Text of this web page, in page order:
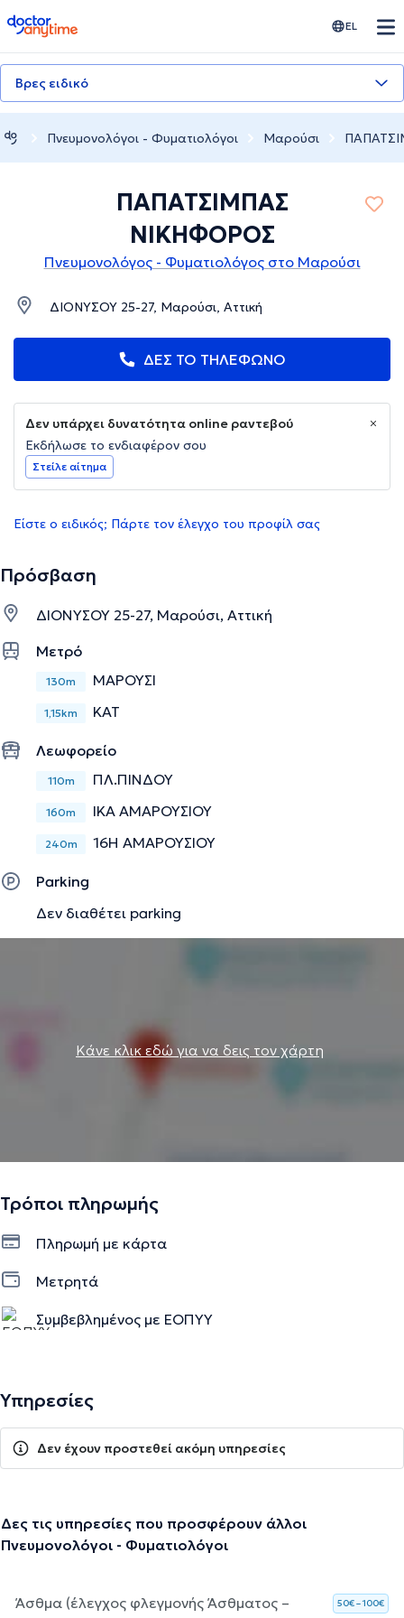
doctoranytime EL
Βρες ειδικό
Πνευμονολόγοι - Φυματιολόγοι Μαρούσι
ΠΑΠΑΤΣΙΜΠΑΣ
ΝΙΚΗΦΟΡΟΣ
Πνευμονολόγος - Φυματιολόγος στο Μαρούσι
ΔΙΟΝΥΣΟΥ 25-27, Μαρούσι, Αττική
ΔΕΣ ΤΟ ΤΗΛΕΦΩΝΟ
Δεν υπάρχει δυνατότητα online ραντεβού
Εκδήλωσε το ενδιαφέρον σου
Στείλε αίτημα
Είστε ο ειδικός; Πάρτε τον έλεγχο του προφίλ σας
Πρόσβαση
ΔΙΟΝΥΣΟΥ 25-27, Μαρούσι, Αττική
Μετρό
130m ΜΑΡΟΥΣΙ
1,15km ΚΑΤ
Λεωφορείο
110m ΠΛ.ΠΙΝΔΟΥ
160m ΙΚΑ ΑΜΑΡΟΥΣΙΟΥ
240m 16Η ΑΜΑΡΟΥΣΙΟΥ
Parking
Δεν διαθέτει parking
Κάνε κλικ εδώ για να δεις τον χάρτη
Τρόποι πληρωμής
Πληρωμή με κάρτα
Μετρητά
Συμβεβλημένος με ΕΟΠΥΥ
Υπηρεσίες
Δεν έχουν προστεθεί ακόμη υπηρεσίες
Δες τις υπηρεσίες που προσφέρουν άλλοι
Πνευμονολόγοι - Φυματιολόγοι
Άσθμα (έλεγχος φλεγμονής Άσθματος –
50€ – 100€